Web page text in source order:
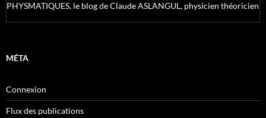
PHYSMATIQUES, le blog de Claude ASLANGUL, physicien théoricien
MÉTA
Connexion
Flux des publications